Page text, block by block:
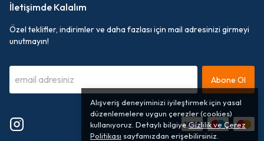
Alışveriş deneyiminizi iyileştirmek için yasal
düzenlemelere uygun çerezler (cookies)
kullanıyoruz. Detaylı bilgiyeGizlilik ve Çerez
Politikası sayfamızdan erişebilirsiniz.
İletişimde Kalalım
Özel teklifler, indirimler ve daha fazlası için mail adresinizi girmeyi
unutmayın!
Abone Ol